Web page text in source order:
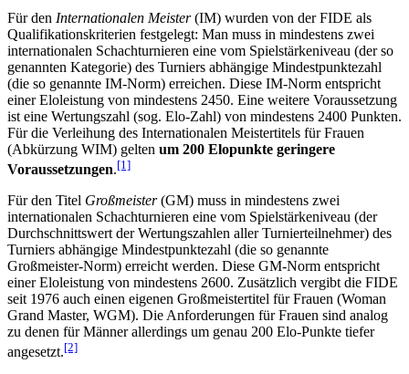
Für den Internationalen Meister(IM) wurden von der FIDE als
Qualifikations­kriterien festgelegt: Man muss in mindestens zwei
internationalen Schach­turnieren eine vom Spiel­stärke­niveau (der so
genannten Kategorie) des Turniers abhängige Mindest­punkte­zahl
(die so genannte IM-Norm) erreichen. Diese IM-Norm entspricht
einer Eloleistung von mindestens 2450. Eine weitere Voraussetzung
ist eine Wertungszahl (sog. Elo-Zahl) von mindestens 2400 Punkten.
Für die Verleihung des Internationalen Meister­titels für Frauen
(Abkürzung WIM) gelten um 200 Elopunkte geringere
Voraussetzungen.[1]
Für den Titel Großmeister(GM) muss in mindestens zwei
internationalen Schach­turnieren eine vom Spiel­stärke­niveau (der
Durch­schnitts­wert der Wertungs­zahlen aller Turnier­teilnehmer) des
Turniers abhängige Mindest­punkte­zahl (die so genannte
Großmeister-Norm) erreicht werden. Diese GM-Norm entspricht
einer Eloleistung von mindestens 2600. Zusätzlich vergibt die FIDE
seit 1976 auch einen eigenen Großmeister­titel für Frauen (Woman
Grand Master, WGM). Die Anforderungen für Frauen sind analog
zu denen für Männer allerdings um genau 200 Elo-Punkte tiefer
angesetzt.[2]